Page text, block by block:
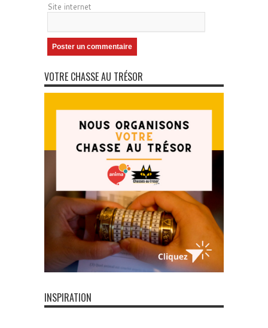
Site internet
VOTRE CHASSE AU TRÉSOR
INSPIRATION